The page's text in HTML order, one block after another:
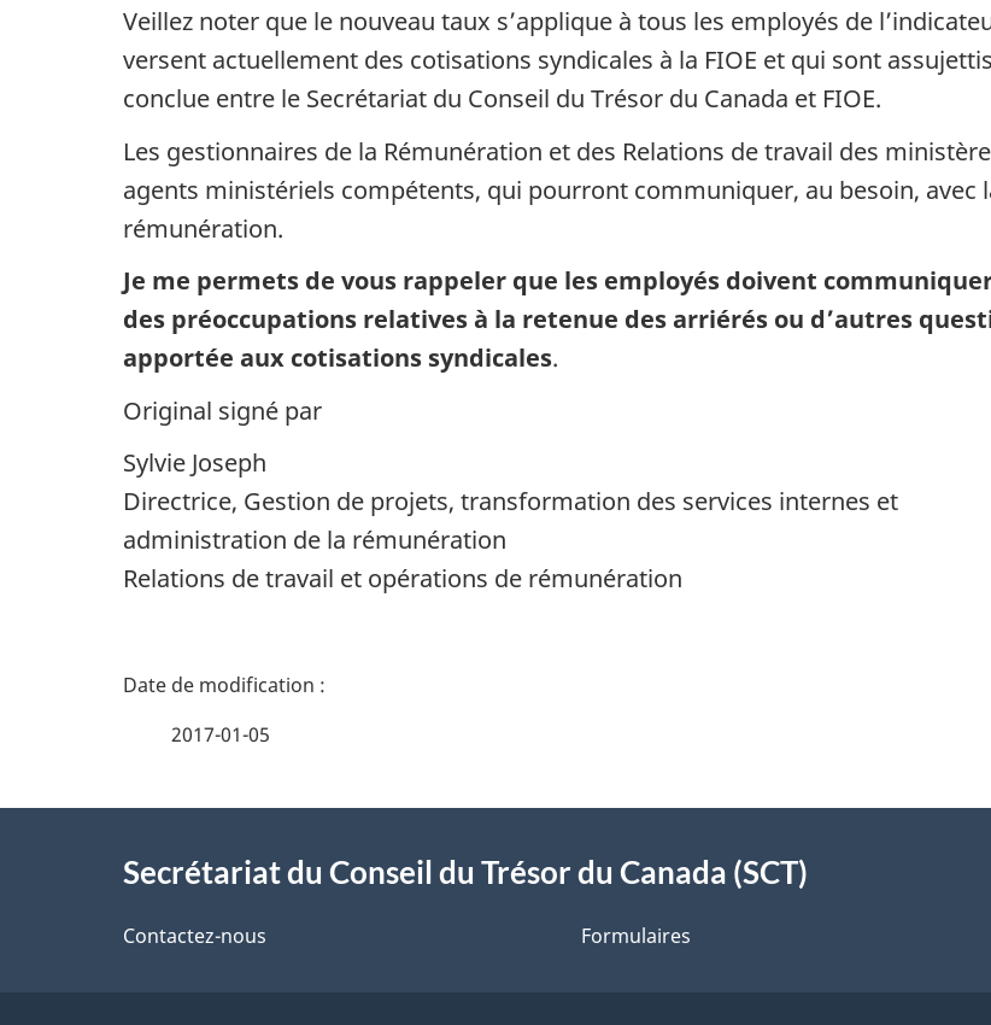
Veillez noter que le nouveau taux s’applique à tous les employés de
versent actuellement des cotisations syndicales à la FIOE et qui sont
conclue entre le Secrétariat du Conseil du Trésor du Canada et FIOE.
Les gestionnaires de la Rémunération et des Relations de travail des
agents ministériels compétents, qui pourront communiquer, au besoin, avec
rémunération.
Je me permets de vous rappeler que les employés doivent
des préoccupations relatives à la retenue des arriérés ou d’autres
apportée aux cotisations syndicales.
Original signé par
Sylvie Joseph
Directrice, Gestion de projets, transformation des services internes et
administration de la rémunération
Relations de travail et opérations de rémunération
D
a
l
2017-01-05
proposSecrétariat du Conseil du Trésor du Canada (SCT)
Contactez-nous Formulaires